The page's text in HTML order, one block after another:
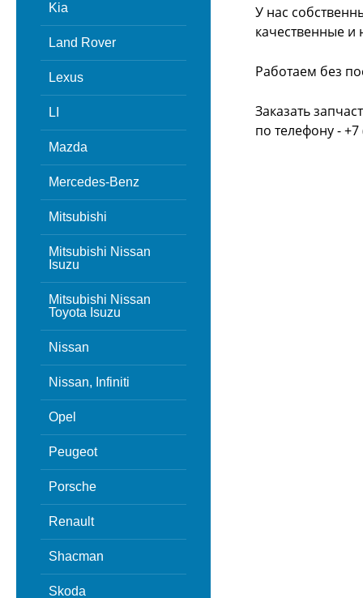
Kia
Land Rover
Lexus
LI
Mazda
Mercedes-Benz
Mitsubishi
Mitsubishi Nissan
Isuzu
Mitsubishi Nissan
Toyota Isuzu
Nissan
Nissan, Infiniti
Opel
Peugeot
Porsche
Renault
Shacman
Skoda
У нас
качественные и
Работаем без
Заказать
по телефону -